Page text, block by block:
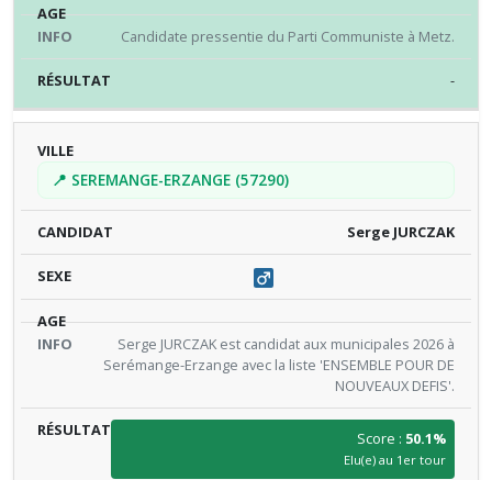
Candidate pressentie du Parti Communiste à Metz.
-
📍 SEREMANGE-ERZANGE (57290)
Serge JURCZAK
Serge JURCZAK est candidat aux municipales 2026 à
Serémange-Erzange avec la liste 'ENSEMBLE POUR DE
NOUVEAUX DEFIS'.
Score : 50.1%
Elu(e) au 1er tour